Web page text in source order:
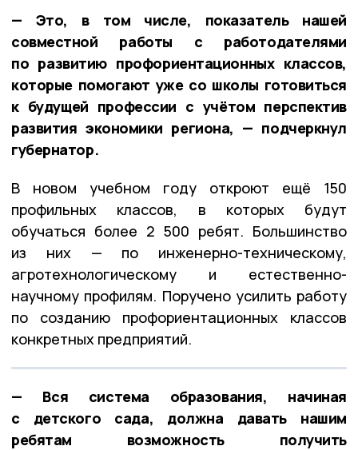
— Это, в том числе, показатель нашей
совместной работы с работодателями
по развитию профориентационных классов,
которые помогают уже со школы готовиться
к будущей профессии с учётом перспектив
развития экономики региона, — подчеркнул
губернатор.
В новом учебном году откроют ещё 150
профильных классов, в которых будут
обучаться более 2 500 ребят. Большинство
из них — по инженерно-техническому,
агротехнологическому и естественно-
научному профилям. Поручено усилить работу
по созданию профориентационных классов
конкретных предприятий.
— Вся система образования, начиная
с детского сада, должна давать нашим
ребятам возможность получить